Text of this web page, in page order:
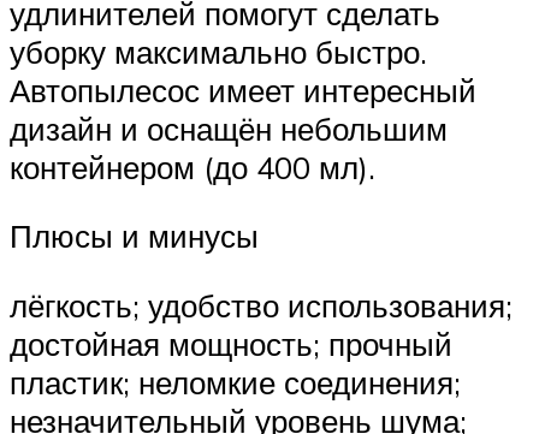
удлинителей помогут сделать
уборку максимально быстро.
Автопылесос имеет интересный
дизайн и оснащён небольшим
контейнером (до 400 мл).
Плюсы и минусы
лёгкость; удобство использования;
достойная мощность; прочный
пластик; неломкие соединения;
незначительный уровень шума;